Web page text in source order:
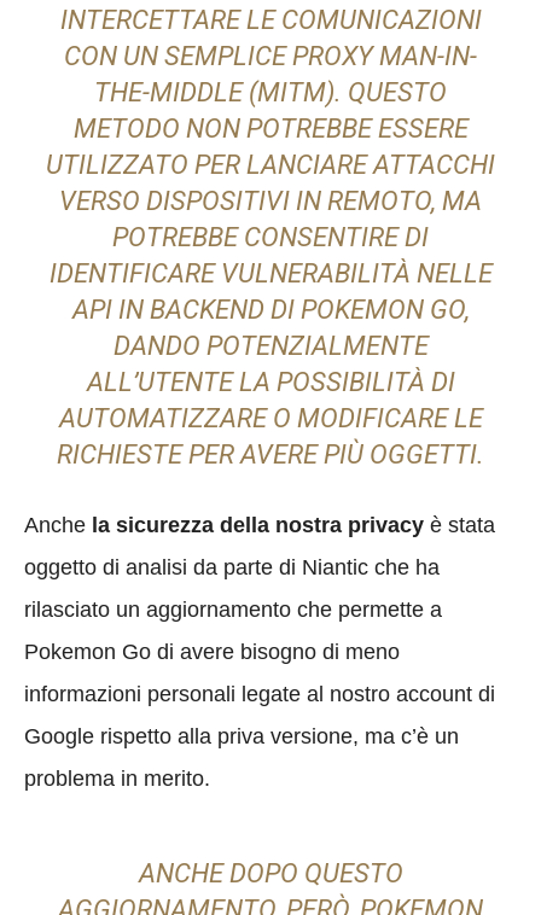
INTERCETTARE LE COMUNICAZIONI
CON UN SEMPLICE PROXY MAN-IN-
THE-MIDDLE (MITM). QUESTO
METODO NON POTREBBE ESSERE
UTILIZZATO PER LANCIARE ATTACCHI
VERSO DISPOSITIVI IN REMOTO, MA
POTREBBE CONSENTIRE DI
IDENTIFICARE VULNERABILITÀ NELLE
API IN BACKEND DI POKEMON GO,
DANDO POTENZIALMENTE
ALL’UTENTE LA POSSIBILITÀ DI
AUTOMATIZZARE O MODIFICARE LE
RICHIESTE PER AVERE PIÙ OGGETTI.
Anche la sicurezza della nostra privacy è stata
oggetto di analisi da parte di Niantic che ha
rilasciato un aggiornamento che permette a
Pokemon Go di avere bisogno di meno
informazioni personali legate al nostro account di
Google rispetto alla priva versione, ma c’è un
problema in merito.
ANCHE DOPO QUESTO